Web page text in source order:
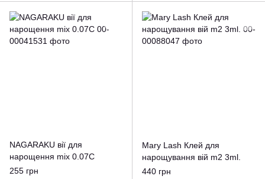
NAGARAKU вії для
нарощення mix 0.07C
255 грн
Mary Lash Клей для
нарощування вій m2 3ml.
440 грн